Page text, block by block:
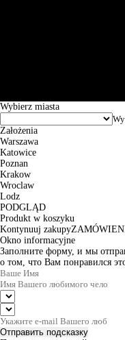
Wybierz miasta
Założenia
Warszawa
Katowice
Poznan
Krakow
Wroclaw
Lodz
PODGLĄD
Produkt w koszyku
Kontynuuj zakupy
Okno informacyjne
Заполните форму, и мы
о том, что Вам понравился
Отправить подсказку